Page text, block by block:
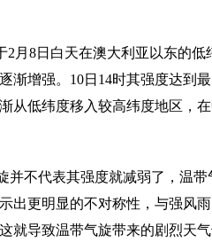
2月8日白天在澳大利亚以东的
渐增强。10日14时其强度达到
从低纬度移入较高纬度地区，
并不代表其强度就减弱了，温
出更明显的不对称性，与强风
就导致温带气旋带来的剧烈天